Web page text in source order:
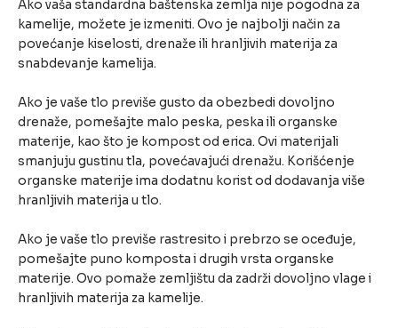
Ako vaša standardna baštenska zemlja nije pogodna za
kamelije, možete je izmeniti. Ovo je najbolji način za
povećanje kiselosti, drenaže ili hranljivih materija za
snabdevanje kamelija.
Ako je vaše tlo previše gusto da obezbedi dovoljno
drenaže, pomešajte malo peska, peska ili organske
materije, kao što je kompost od erica. Ovi materijali
smanjuju gustinu tla, povećavajući drenažu. Korišćenje
organske materije ima dodatnu korist od dodavanja više
hranljivih materija u tlo.
Ako je vaše tlo previše rastresito i prebrzo se oceđuje,
pomešajte puno komposta i drugih vrsta organske
materije. Ovo pomaže zemljištu da zadrži dovoljno vlage i
hranljivih materija za kamelije.